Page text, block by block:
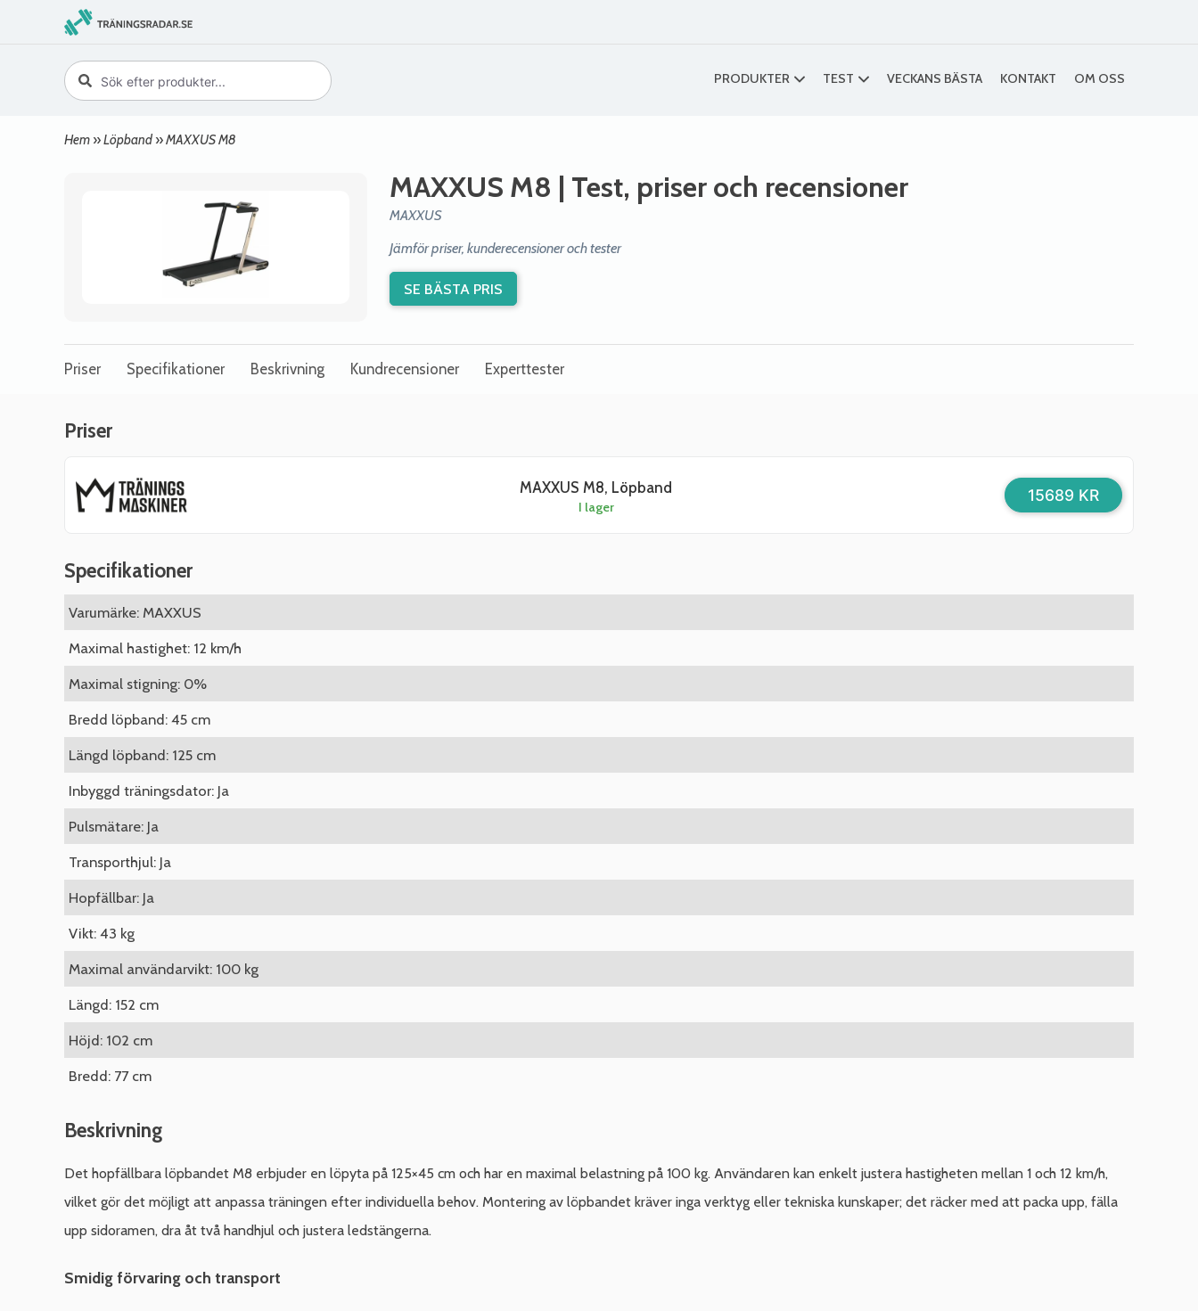
PRODUKTER TEST VECKANS BÄSTA KONTAKT OM OSS
Hem »Löpband »MAXXUS M8
MAXXUS M8 | Test, priser och recensioner
MAXXUS
Jämför priser, kunderecensioner och tester
SE BÄSTA PRIS
Priser Specifikationer Beskrivning Kundrecensioner Experttester
Priser
MAXXUS M8, Löpband
I lager
15689 KR
Specifikationer
Varumärke: MAXXUS
Maximal hastighet: 12 km/h
Maximal stigning: 0%
Bredd löpband: 45 cm
Längd löpband: 125 cm
Inbyggd träningsdator: Ja
Pulsmätare: Ja
Transporthjul: Ja
Hopfällbar: Ja
Vikt: 43 kg
Maximal användarvikt: 100 kg
Längd: 152 cm
Höjd: 102 cm
Bredd: 77 cm
Beskrivning
Det hopfällbara löpbandet M8 erbjuder en löpyta på 125×45 cm och har en maximal belastning på 100 kg. Användaren kan enkelt justera hastigheten mellan 1 och 12 km/h,
vilket gör det möjligt att anpassa träningen efter individuella behov. Montering av löpbandet kräver inga verktyg eller tekniska kunskaper; det räcker med att packa upp, fälla
upp sidoramen, dra åt två handhjul och justera ledstängerna.
Smidig förvaring och transport